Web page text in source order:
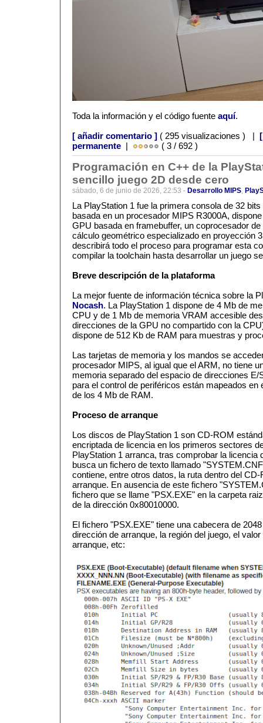
Toda la información y el código fuente aquí.
[ añadir comentario ] ( 295 visualizaciones ) |
permanente | ( 3 / 692 )
Programación en C++ de la
sencillo juego 2D desde cero
sábado, 6 de junio de 2026, 22:53 - Desarrollo MIPS,
La PlayStation 1 fue la primera consola de 32
basada en un procesador MIPS R3000A,
GPU basada en framebuffer, un coprocesador
cálculo geométrico especializado en proyección
describirá todo el proceso para programar esta
compilar la toolchain hasta desarrollar un juego
Breve descripción de la plataforma
La mejor fuente de información técnica sobre la
Nocash. La PlayStation 1 dispone de 4 Mb de
CPU y de 1 Mb de memoria VRAM accesible
direcciones de la GPU no compartido con la
dispone de 512 Kb de RAM para muestras y
Las tarjetas de memoria y los mandos se
procesador MIPS, al igual que el ARM, no tiene
memoria separado del espacio de direcciones E/
para el control de periféricos están mapeados
de los 4 Mb de RAM.
Proceso de arranque
Los discos de PlayStation 1 son CD-ROM
encriptada de licencia en los primeros sectores
PlayStation 1 arranca, tras comprobar la licencia
busca un fichero de texto llamado
contiene, entre otros datos, la ruta dentro del
arranque. En ausencia de este fichero
fichero que se llame "PSX.EXE" en la carpeta
de la dirección 0x80010000.
El fichero "PSX.EXE" tiene una cabecera de
dirección de arranque, la región del juego, el
arranque, etc: